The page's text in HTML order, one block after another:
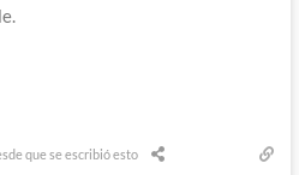
que se escribió esto